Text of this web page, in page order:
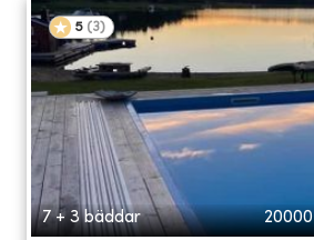
5 (3)
7 + 3 bäddar